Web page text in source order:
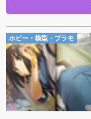
ホビー・模型・プラモ